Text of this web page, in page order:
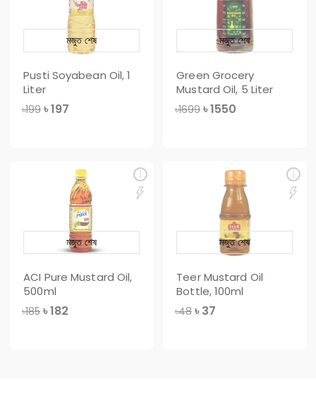
Pusti Soyabean Oil, 1
Liter
৳199 ৳197
মজুত শেষ
Green Grocery
Mustard Oil, 5 Liter
৳1699 ৳1550
মজুত শেষ
ACI Pure Mustard Oil,
500ml
৳185 ৳182
মজুত শেষ
Teer Mustard Oil
Bottle, 100ml
৳48 ৳ 37
মজুত শেষ